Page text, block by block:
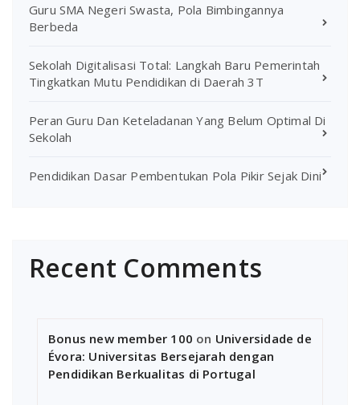
Guru SMA Negeri Swasta, Pola Bimbingannya
Berbeda
Sekolah Digitalisasi Total: Langkah Baru Pemerintah
Tingkatkan Mutu Pendidikan di Daerah 3T
Peran Guru Dan Keteladanan Yang Belum Optimal Di
Sekolah
Pendidikan Dasar Pembentukan Pola Pikir Sejak Dini
Recent Comments
Bonus new member 100 on Universidade de
Évora: Universitas Bersejarah dengan
Pendidikan Berkualitas di Portugal